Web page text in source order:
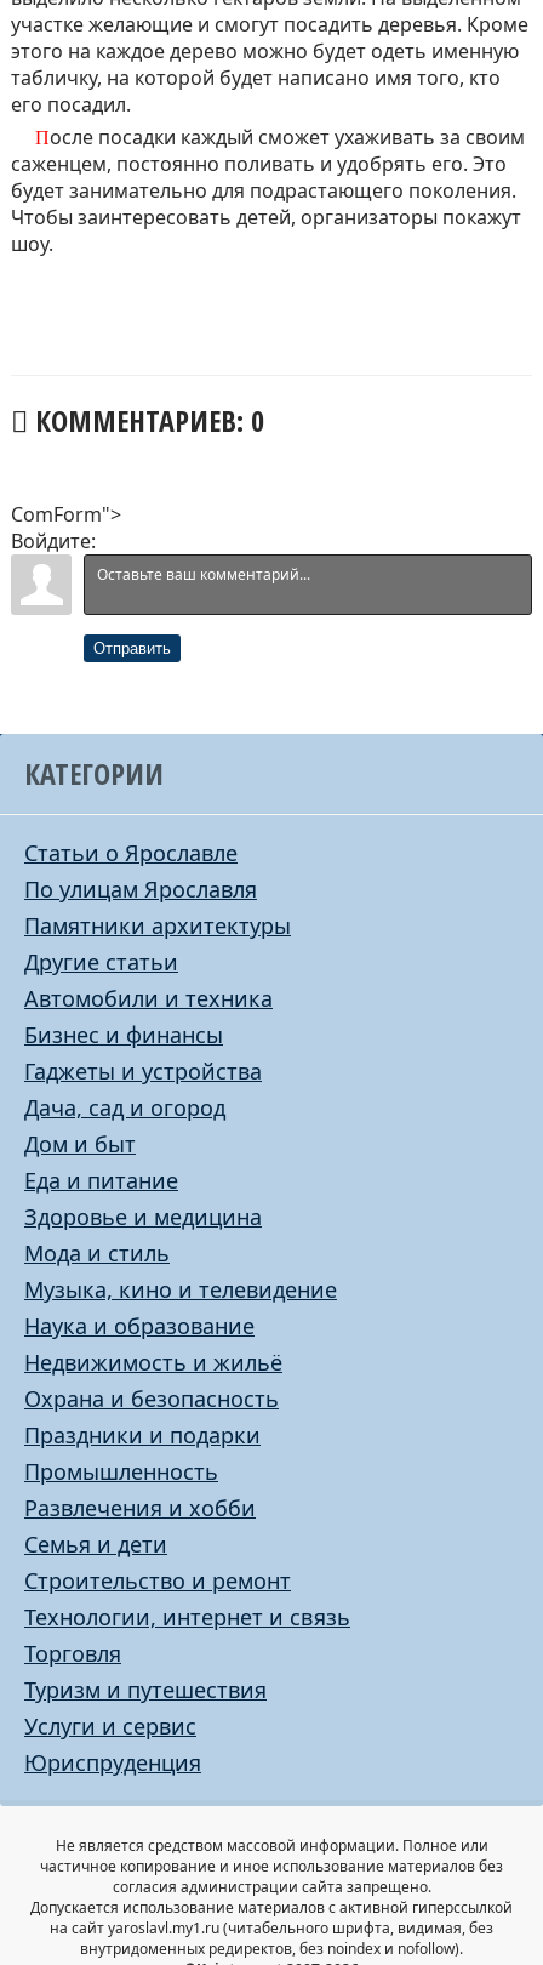
участке желающие и смогут посадить деревья. Кроме
этого на каждое дерево можно будет одеть именную
табличку, на которой будет написано имя того, кто
его посадил.
После посадки каждый сможет ухаживать за своим
саженцем, постоянно поливать и удобрять его. Это
будет занимательно для подрастающего поколения.
Чтобы заинтересовать детей, организаторы покажут
шоу.
КОММЕНТАРИЕВ: 0
ComForm">
Войдите:
Отправить
КАТЕГОРИИ
Статьи о Ярославле
По улицам Ярославля
Памятники архитектуры
Другие статьи
Автомобили и техника
Бизнес и финансы
Гаджеты и устройства
Дача, сад и огород
Дом и быт
Еда и питание
Здоровье и медицина
Мода и стиль
Музыка, кино и телевидение
Наука и образование
Недвижимость и жильё
Охрана и безопасность
Праздники и подарки
Промышленность
Развлечения и хобби
Семья и дети
Строительство и ремонт
Технологии, интернет и связь
Торговля
Туризм и путешествия
Услуги и сервис
Юриспруденция
Не является средством массовой информации. Полное или
частичное копирование и иное использование материалов без
согласия администрации сайта запрещено.
Допускается использование материалов с активной гиперссылкой
на сайт yaroslavl.my1.ru (читабельного шрифта, видимая, без
внутридоменных редиректов, без noindex и nofollow).